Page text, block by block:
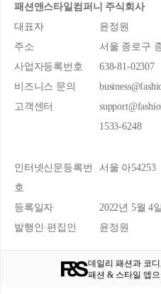
데일리 패션과 코
패션 & 스타일 앱으
패션앤스타일컴퍼니 주식회사
대표자
윤정원
주소
서울 종로구
사업자등록번호
638-81-02307
비즈니스 문의
고객센터
1533-6248
인터넷신문등록번
호
서울 아54253
등록일자
2022년 5월 4일
발행인·편집인
윤정원